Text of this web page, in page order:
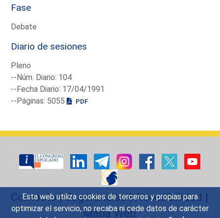
Esta web utiliza cookies de terceros y propias para
optimizar el servicio, no recaba ni cede datos de carácter
Fase
Debate
Diario de sesiones
Pleno
--Núm. Diario: 104
--Fecha Diario: 17/04/1991
--Páginas: 5055
PDF
Contacto|Sugerencias|Accesibilidad |
Mapa Web